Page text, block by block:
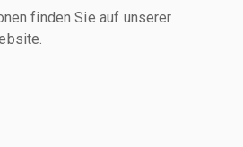
finden Sie auf unserer